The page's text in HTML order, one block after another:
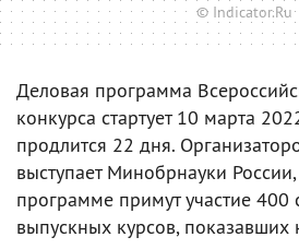
© Indicator.Ru
Деловая программа
конкурса стартует 10 марта
продлится 22 дня.
выступает Минобрнауки
программе примут участие 400
выпускных курсов, показавших